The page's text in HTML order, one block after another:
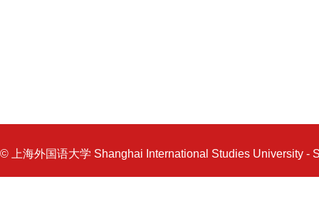
© 上海外国语大学 Shanghai International Studies University -